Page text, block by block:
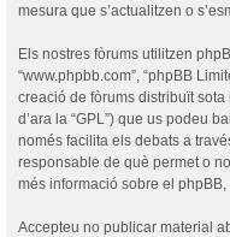
mesura que s’actualitzen o
Els nostres fòrums utilitzen
“www.phpbb.com”, “phpBB
creació de fòrums distribuït sota
d’ara la “GPL”) que us podeu
només facilita els debats a
responsable de què permet o
més informació sobre el
Accepteu no publicar material